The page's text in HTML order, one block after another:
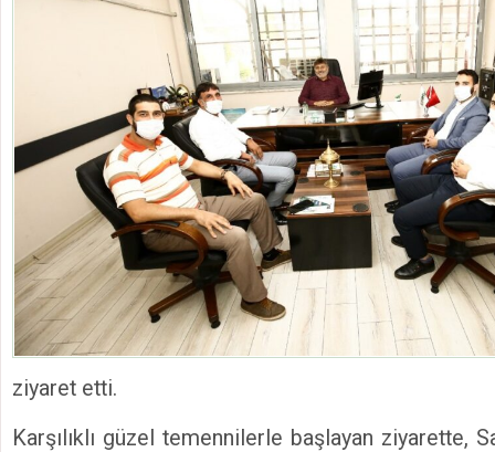
ziyaret etti.
Karşılıklı güzel temennilerle başlayan ziyarette,